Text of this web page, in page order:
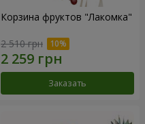
Корзина фруктов "Лакомка"
2 510 грн
Заказать